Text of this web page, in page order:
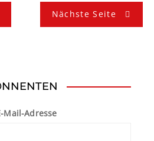
Nächste Seite
Mail-Adresse